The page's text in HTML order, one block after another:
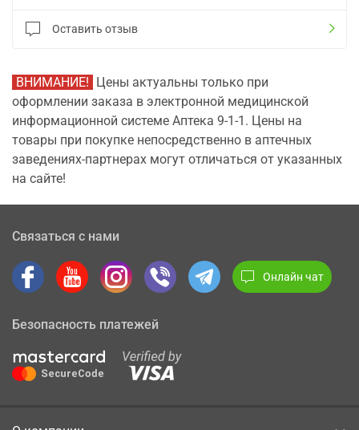
Оставить отзыв
ВНИМАНИЕ! Цены актуальны только при
оформлении заказа в электронной медицинской
информационной системе Аптека 9-1-1. Цены на
товары при покупке непосредственно в аптечных
заведениях-партнерах могут отличаться от указанных
на сайте!
Связаться с нами
Онлайн чат
Безопасность платежей